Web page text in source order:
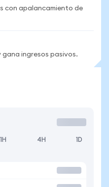
con apalancamiento de
ingresos pasivos.
1H 4H 1D